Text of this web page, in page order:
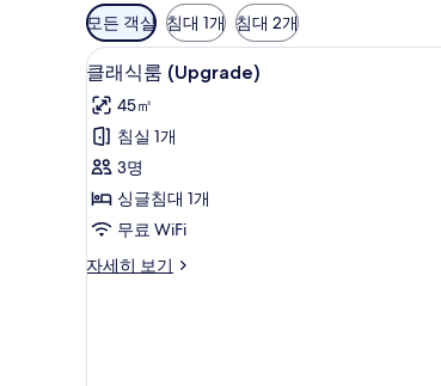
객
실
에
사
용
가
능
한
필
모든 객실 침대 1개 침대 2개
클
래
식
룸
(Upgrade)
사
진
모
오리/거위털 이
10
클래식룸 (Upgrade)
45㎡
침실 1개
3명
싱글침대 1개
무료 WiFi
자세히 보기
클